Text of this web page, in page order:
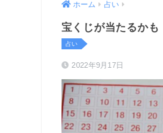
ホーム 占い
宝くじが当たるかも
占い
2022年9月17日